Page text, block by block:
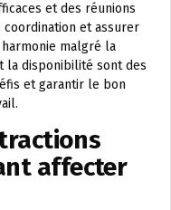
et des réunions
et assurer
malgré la
la disponibilité sont des
et garantir le bon
affecter